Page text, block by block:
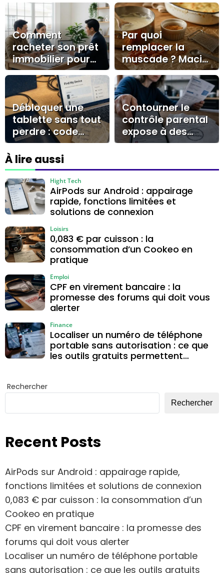
Comment
racheter son prêt
immobilier pour
réaliser des
économies
durables ?
Par quoi
remplacer la
muscade ? Macis,
cannelle, quatre-
épices et bons
dosages
Débloquer une
tablette sans tout
perdre : code
oublié, Samsung
et solutions
officielles
Contourner le
contrôle parental
expose à des
risques
familiaux et de
À lire aussi
AirPods sur Android : appairage
rapide, fonctions limitées et
solutions de connexion
Hight Tech
0,083 € par cuisson : la
consommation d’un Cookeo en
pratique
Loisirs
CPF en virement bancaire : la
promesse des forums qui doit vous
alerter
Emploi
Localiser un numéro de téléphone
portable sans autorisation : ce que
les outils gratuits permettent
Finance
Rechercher
Rechercher
Recent Posts
AirPods sur Android : appairage rapide,
fonctions limitées et solutions de connexion
0,083 € par cuisson : la consommation d’un
Cookeo en pratique
CPF en virement bancaire : la promesse des
forums qui doit vous alerter
Localiser un numéro de téléphone portable
sans autorisation : ce que les outils gratuits